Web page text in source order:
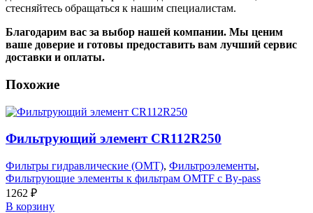
стесняйтесь обращаться к нашим специалистам.
Благодарим вас за выбор нашей компании. Мы ценим
ваше доверие и готовы предоставить вам лучший сервис
доставки и оплаты.
Похожие
Фильтрующий элемент CR112R250
Фильтры гидравлические (OMT), Фильтроэлементы,
Фильтрующие элементы к фильтрам OMTF с By-pass
1262 ₽
В корзину